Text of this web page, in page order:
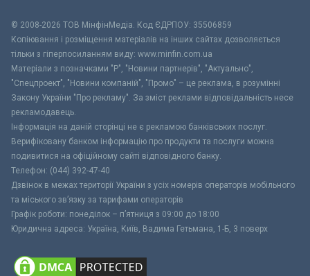
© 2008-2026 ТОВ МiнфiнМедiа. Код ЄДРПОУ: 35506859
Копіювання і розміщення матеріалів на інших сайтах дозволяється
тільки з гіперпосиланням виду: www.minfin.com.ua
Матеріали з позначками "Р", "Новини партнерів", "Актуально",
"Спецпроект", "Новини компаній", "Промо" – це реклама, в розумінні
Закону України "Про рекламу". За зміст реклами відповідальність несе
рекламодавець.
Інформація на даній сторінці не є рекламою банківських послуг.
Верифіковану банком інформацію про продукти та послуги можна
подивитися на офіційному сайті відповідного банку.
Телефон: (044) 392-47-40
Дзвінок в межах території України з усіх номерів операторів мобільного
та міського зв’язку за тарифами операторів
Графік роботи: понеділок – п’ятниця з 09:00 до 18:00
Юридична адреса: Україна, Київ, Вадима Гетьмана, 1-Б, 3 поверх